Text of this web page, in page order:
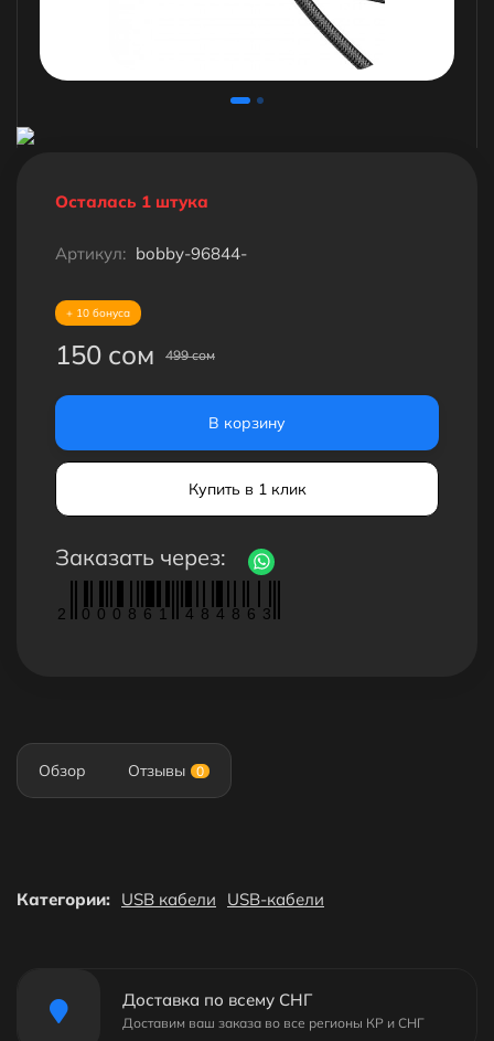
Осталась 1 штука
Артикул: bobby-96844-
+ 10 бонуса
150 сом 499 сом
В корзину
Купить в 1 клик
Заказать через:
2 0 0 0 8 6 1 4 8 4 8 6 3
Обзор Отзывы 0
Категории: USB кабели USB-кабели
Доставка по всему СНГ
Доставим ваш заказа во все регионы КР и СНГ